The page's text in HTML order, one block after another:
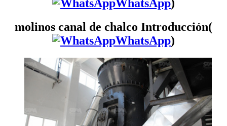
WhatsApp)
molinos canal de chalco Introducción(
WhatsApp)